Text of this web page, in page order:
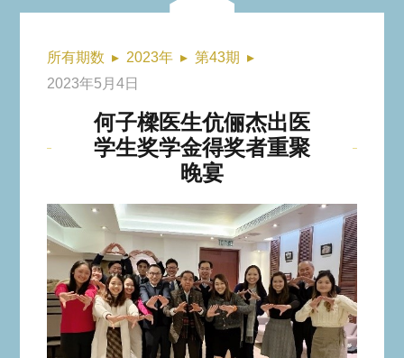
所有期数 ▸ 2023年 ▸ 第43期
▸
2023年5月4日
何子樑医生伉俪杰出医
学生奖学金得奖者重聚
晚宴